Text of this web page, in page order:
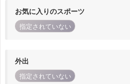
お気に入りのスポーツ
指定されていない
外出
指定されていない